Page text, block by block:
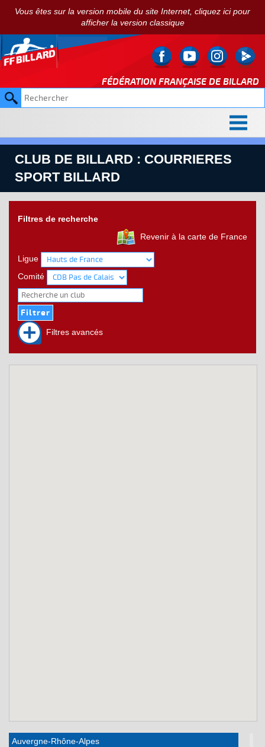
Vous êtes sur la version mobile du site Internet, cliquez ici pour
afficher la version classique
FÉDÉRATION FRANÇAISE DE BILLARD
CLUB DE BILLARD : COURRIERES
SPORT BILLARD
Filtres de recherche
Revenir à la carte de France
Ligue
Comité
Filtres avancés
Auvergne-Rhône-Alpes